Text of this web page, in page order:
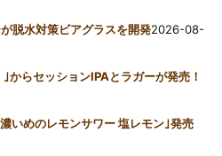
脱水対策ビアグラスを開発2026-08-
からセッションIPAとラガーが発売！
いめのレモンサワー 塩レモン｣発売